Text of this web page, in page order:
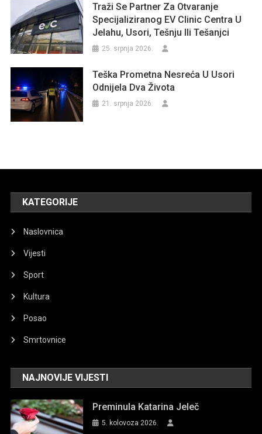
Traži Se Partner Za Otvaranje
Specijaliziranog EV Clinic Centra U
Jelahu, Usori, Tešnju Ili Tešanjci
25. srpnja 2026.
Teška Prometna Nesreća U Usori
Odnijela Dva Života
21. srpnja 2026.
KATEGORIJE
Naslovnica
Vijesti
Sport
Kultura
Posao
Smrtovnice
NAJNOVIJE VIJESTI
Preminula Katarina Jeleč
5. kolovoza 2026.